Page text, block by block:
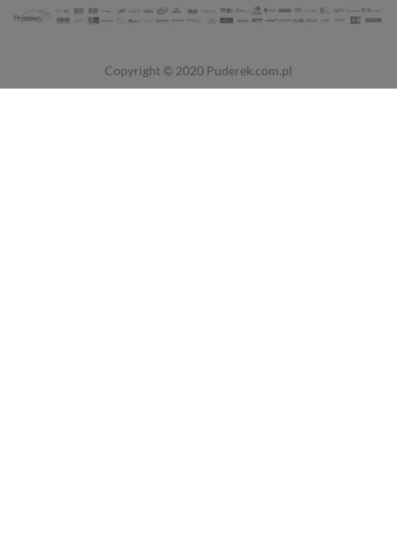
Copyright © 2020 Puderek.com.pl